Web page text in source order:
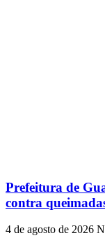
Prefeitura de
contra
4 de agosto de 2026